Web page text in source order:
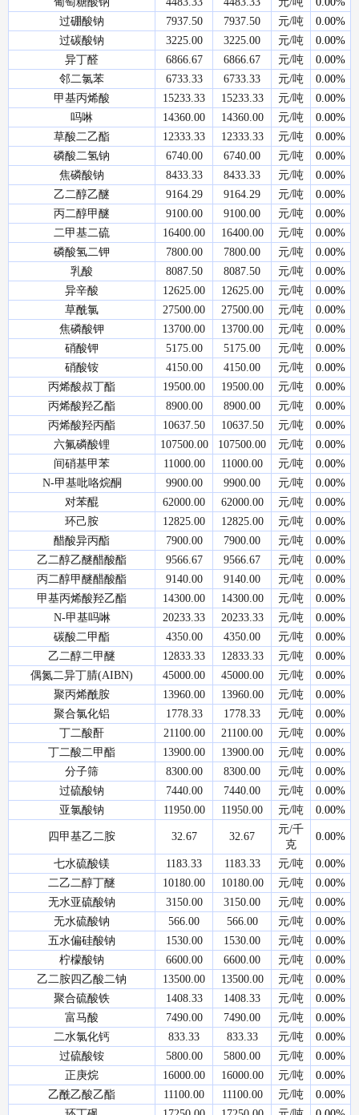
过硼酸钠
7937.50 7937.50 元/吨
0.00%
过碳酸钠
3225.00 3225.00 元/吨
0.00%
异丁醛
6866.67 6866.67 元/吨
0.00%
邻二氯苯
6733.33 6733.33 元/吨
0.00%
甲基丙烯酸
15233.33 15233.33 元/吨
0.00%
吗啉
14360.00 14360.00 元/吨
0.00%
草酸二乙酯
12333.33 12333.33 元/吨
0.00%
磷酸二氢钠
6740.00 6740.00 元/吨
0.00%
焦磷酸钠
8433.33 8433.33 元/吨
0.00%
乙二醇乙醚
9164.29 9164.29 元/吨
0.00%
丙二醇甲醚
9100.00 9100.00 元/吨
0.00%
二甲基二硫
16400.00 16400.00 元/吨
0.00%
磷酸氢二钾
7800.00 7800.00 元/吨
0.00%
乳酸
8087.50 8087.50 元/吨
0.00%
异辛酸
12625.00 12625.00 元/吨
0.00%
草酰氯
27500.00 27500.00 元/吨
0.00%
焦磷酸钾
13700.00 13700.00 元/吨
0.00%
硝酸钾
5175.00 5175.00 元/吨
0.00%
硝酸铵
4150.00 4150.00 元/吨
0.00%
丙烯酸叔丁酯
19500.00 19500.00 元/吨
0.00%
丙烯酸羟乙酯
8900.00 8900.00 元/吨
0.00%
丙烯酸羟丙酯
10637.50 10637.50 元/吨
0.00%
六氟磷酸锂
107500.00 107500.00 元/吨
0.00%
间硝基甲苯
11000.00 11000.00 元/吨
0.00%
N-甲基吡咯烷酮
9900.00 9900.00 元/吨
0.00%
对苯醌
62000.00 62000.00 元/吨
0.00%
环己胺
12825.00 12825.00 元/吨
0.00%
醋酸异丙酯
7900.00 7900.00 元/吨
0.00%
乙二醇乙醚醋酸酯
9566.67 9566.67 元/吨
0.00%
丙二醇甲醚醋酸酯
9140.00 9140.00 元/吨
0.00%
甲基丙烯酸羟乙酯
14300.00 14300.00 元/吨
0.00%
N-甲基吗啉
20233.33 20233.33 元/吨
0.00%
碳酸二甲酯
4350.00 4350.00 元/吨
0.00%
乙二醇二甲醚
12833.33 12833.33 元/吨
0.00%
偶氮二异丁腈(AIBN)
45000.00 45000.00 元/吨
0.00%
聚丙烯酰胺
13960.00 13960.00 元/吨
0.00%
聚合氯化铝
1778.33 1778.33 元/吨
0.00%
丁二酸酐
21100.00 21100.00 元/吨
0.00%
丁二酸二甲酯
13900.00 13900.00 元/吨
0.00%
分子筛
8300.00 8300.00 元/吨
0.00%
过硫酸钠
7440.00 7440.00 元/吨
0.00%
亚氯酸钠
11950.00 11950.00 元/吨 0.00%
四甲基乙二胺 32.67 32.67
元/千
克
0.00%
七水硫酸镁 1183.33 1183.33 元/吨
0.00%
二乙二醇丁醚
10180.00 10180.00 元/吨
0.00%
无水亚硫酸钠
3150.00 3150.00 元/吨
0.00%
无水硫酸钠
566.00 566.00 元/吨
0.00%
五水偏硅酸钠
1530.00 1530.00 元/吨
0.00%
柠檬酸钠
6600.00 6600.00 元/吨
0.00%
乙二胺四乙酸二钠
13500.00 13500.00 元/吨
0.00%
聚合硫酸铁
1408.33 1408.33 元/吨
0.00%
富马酸
7490.00 7490.00 元/吨
0.00%
二水氯化钙
833.33 833.33 元/吨
0.00%
过硫酸铵
5800.00 5800.00 元/吨
0.00%
正庚烷
16000.00 16000.00 元/吨
0.00%
乙酰乙酸乙酯
11100.00 11100.00 元/吨
0.00%